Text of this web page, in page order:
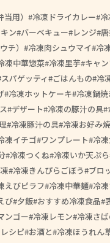
用） 冷凍ドライカレー
ン バーベキュー レンジ
チ） 冷凍肉シュウマイ 冷
凍中華惣菜 冷凍里芋 キャ
スパゲッティ ごはんもの 冷
冷凍ホットケーキ 冷凍鍋
デザート 冷凍の豚汁の具
冷凍豚汁の具 冷凍お好み
凍イチゴ ワンプレート 冷
冷凍つくね 冷凍いか天ぷら
冷凍きんぴらごぼう ブロ
えびピラフ 冷凍中華麺 冷
び 夕飯 おすすめ冷凍食品
ンゴー 冷凍レモン 冷凍さ
シピ お酒と 冷凍ほうれん